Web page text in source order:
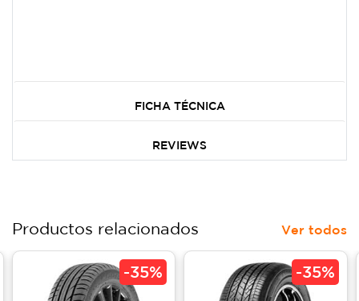
FICHA TÉCNICA
REVIEWS
Productos relacionados Ver todos
-35% -35%